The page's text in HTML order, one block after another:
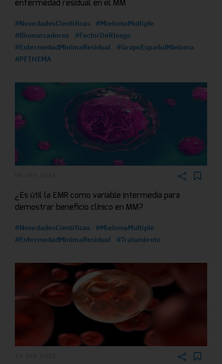
enfermedad residual en el MM
#NovedadesCientificas
#MielomaMultiple
#Biomarcadores
#FactorDeRiesgo
#EnfermedadMinimaResidual
#GrupoEspañolMieloma
#PETHEMA
¿Es útil la EMR como variable intermedia para
demostrar beneficio clínico en MM?
#NovedadesCientificas
#MielomaMultiple
#EnfermedadMinimaResidual
#Tratamiento